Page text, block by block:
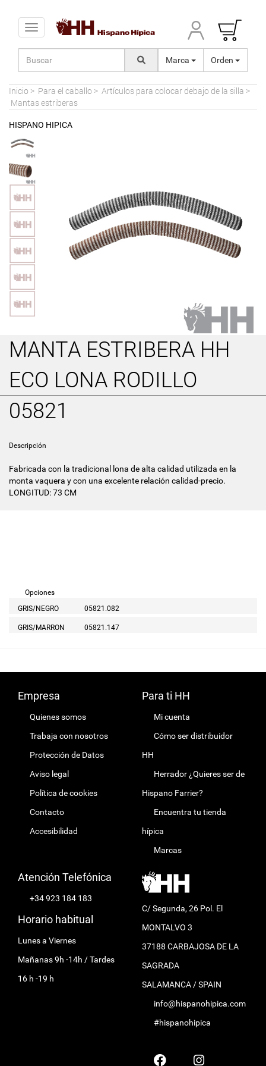
Toggle navigation
Marca Orden
Inicio > Para el caballo > Artículos para colocar debajo de la silla >
Mantas estriberas
HISPANO HIPICA
MANTA ESTRIBERA HH
ECO LONA RODILLO
05821
Descripción
Fabricada con la tradicional lona de alta calidad utilizada en la
monta vaquera y con una excelente relación calidad-precio.
LONGITUD: 73 CM
Opciones
GRIS/NEGRO
05821.082
GRIS/MARRON 05821.147
Empresa
Quienes somos
Trabaja con nosotros
Protección de Datos
Aviso legal
Política de cookies
Contacto
Accesibilidad
Para ti HH
Mi cuenta
Cómo ser distribuidor
HH
Herrador ¿Quieres ser de
Hispano Farrier?
Encuentra tu tienda
hípica
Marcas
Atención Telefónica
+34 923 184 183
Horario habitual
Lunes a Viernes
Mañanas 9h -14h / Tardes
16 h -19 h
C/ Segunda, 26 Pol. El
MONTALVO 3
37188 CARBAJOSA DE LA
SAGRADA
SALAMANCA / SPAIN
info@hispanohipica.com
#hispanohipica